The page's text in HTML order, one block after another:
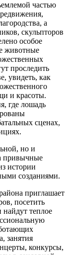
частью
а
скульпторов
особое
животные
проследить
увидеть, как
и красоты.
где лошадь
сценах,
но и
привычные
истории
созданиями.
приглашает
посетить
найдут теплое
занятия
конкурсы,